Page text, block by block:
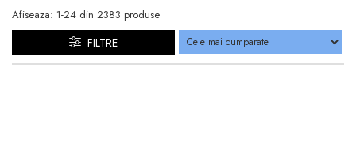
Afiseaza: 1-24 din 2383 produse
FILTRE